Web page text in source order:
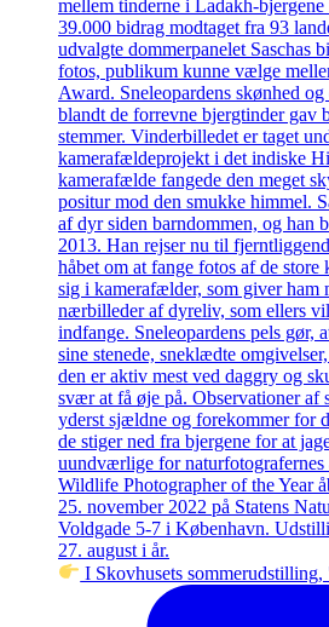
I Skovhusets